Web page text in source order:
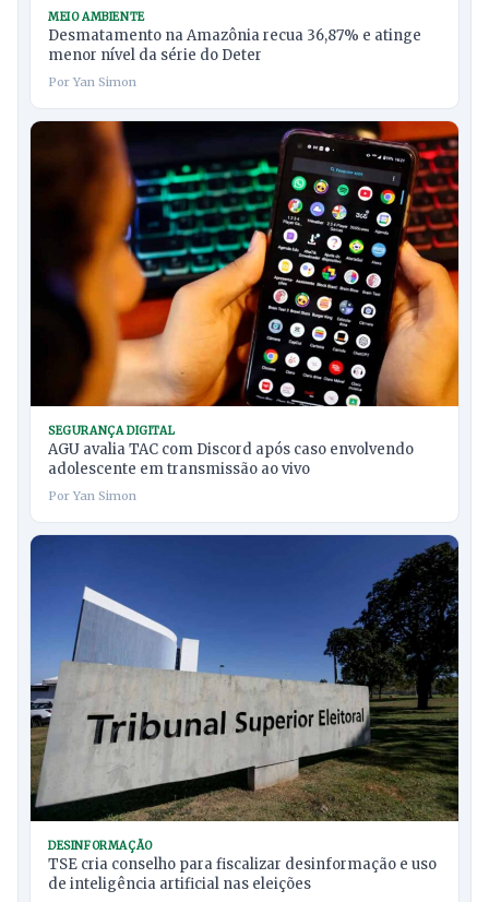
MEIO AMBIENTE
Desmatamento na Amazônia recua 36,87% e atinge
menor nível da série do Deter
Por Yan Simon
SEGURANÇA DIGITAL
AGU avalia TAC com Discord após caso envolvendo
adolescente em transmissão ao vivo
Por Yan Simon
DESINFORMAÇÃO
TSE cria conselho para fiscalizar desinformação e uso
de inteligência artificial nas eleições